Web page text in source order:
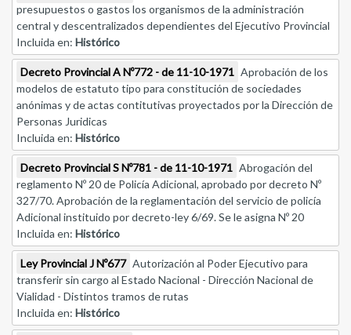
presupuestos o gastos los organismos de la administración
central y descentralizados dependientes del Ejecutivo Provincial
Incluida en: Histórico
Decreto Provincial A Nº772 - de 11-10-1971 Aprobación de los
modelos de estatuto tipo para constitución de sociedades
anónimas y de actas contitutivas proyectados por la Dirección de
Personas Juridicas
Incluida en: Histórico
Decreto Provincial S Nº781 - de 11-10-1971 Abrogación del
reglamento Nº 20 de Policía Adicional, aprobado por decreto Nº
327/70. Aprobación de la reglamentación del servicio de policía
Adicional instituido por decreto-ley 6/69. Se le asigna Nº 20
Incluida en: Histórico
Ley Provincial J Nº677 Autorización al Poder Ejecutivo para
transferir sin cargo al Estado Nacional - Dirección Nacional de
Vialidad - Distintos tramos de rutas
Incluida en: Histórico